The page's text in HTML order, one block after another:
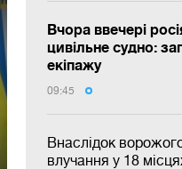
Вчора ввечері
цивільне судно:
екіпажу
09:45
Внаслідок
влучання у 18